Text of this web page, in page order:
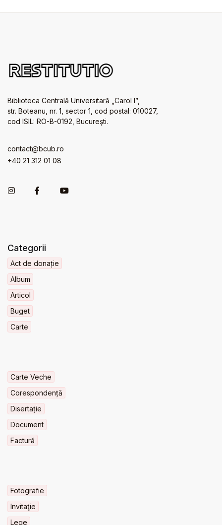
Biblioteca Centrală Universitară „Carol I”,
str. Boteanu, nr. 1, sector 1, cod postal: 010027,
cod ISIL: RO-B-0192, Bucureşti.
contact@bcub.ro
+40 21 312 01 08
Categorii
Act de donație
Album
Articol
Buget
Carte
Carte Veche
Corespondență
Disertație
Document
Factură
Fotografie
Invitaţie
Lege